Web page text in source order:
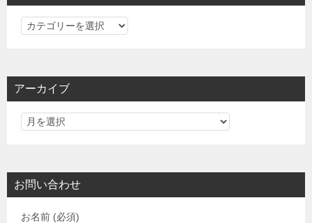
カ
リ
アーカイブ
お問い合わせ
お名前 (必須)